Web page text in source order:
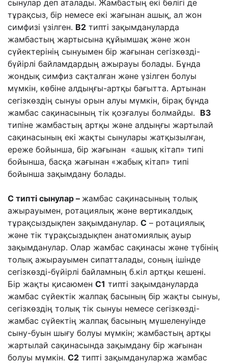
сынулар деп аталады. Жамбастың екі бөлігі де
тұрақсыз, бір немесе екі жағынан ашық, ал жон
симфизі үзілген. В2 типті зақымдануларда
жамбастың жартысына құйымшақ және жон
сүйектерінің сынуымен бір жағынан сегізкөзді-
бүйірлі байламдардың ажырауы болады. Бұнда
жондық симфиз сақталған және үзілген болуы
мүмкін, көбіне алдыңғы-артқы бағытта. Артынан
сегізкөздің сынуы орын алуы мүмкін, бірақ бұнда
жамбас сақинасының тік қозғалуы болмайды. ВЗ
типіне жамбастың артқы және алдыңғы жартылай
сақинасының екі жақты сынулары жатқызылған,
ереже бойынша, бір жағынан «ашық кітап» типі
бойынша, басқа жағынан «жабық кітап» типі
бойынша зақымдану болады.
С типті сынулар – жамбас сақинасының толық
ажырауымен, ротациялық және вертикалдық
тұрақсыздықпен зақымданулар. С – ротациялық
және тік тұрақсыздықпен анатомиялық ауыр
зақымданулар. Олар жамбас сақинасы және түбінің
толық ажырауымен сипатталады, соның ішінде
сегізкөзді-бүйірлі байламның б.кіл артқы кешені.
Бір жақты қисаюмен С1 типті зақымдануларда
жамбас сүйектік жалпақ басының бір жақты сынуы,
сегізкөздің толық тік сынуы немесе сегізкөзді-
жамбас сүйектің жалпақ басының мүшеленуінде
сыну-буын шығу болуы мүмкін; жамбастың артқы
жартылай сақинасында зақымдану бір жағынан
болуы мүмкін. С2 типті зақымдануларжа жамбас